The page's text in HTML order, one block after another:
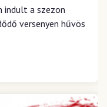
indult a szezon
versenyen hűvös